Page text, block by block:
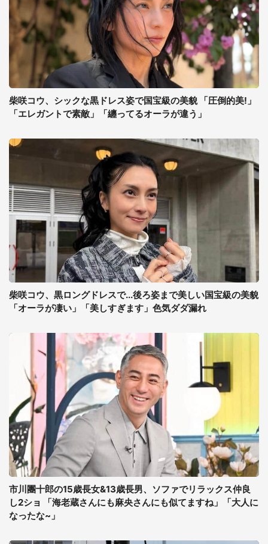
柴咲コウ、シックな黒ドレス姿で国宝級の美貌 「圧倒的美!」
「エレガントで素敵」「纏ってるオーラが違う」
柴咲コウ、黒ロングドレスで...後ろ姿まで美しい国宝級の美貌
「オーラが凄い」「美しすぎます」色気ダダ漏れ
市川團十郎の15歳長女&13歳長男、ソファでリラックス仲良
し2ショ 「海老蔵さんにも麻央さんにも似てますね」「大人に
なったな~」